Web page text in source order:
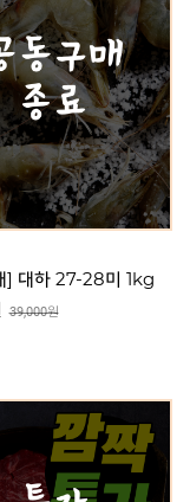
] 대하 27-28미 1kg
39,000원